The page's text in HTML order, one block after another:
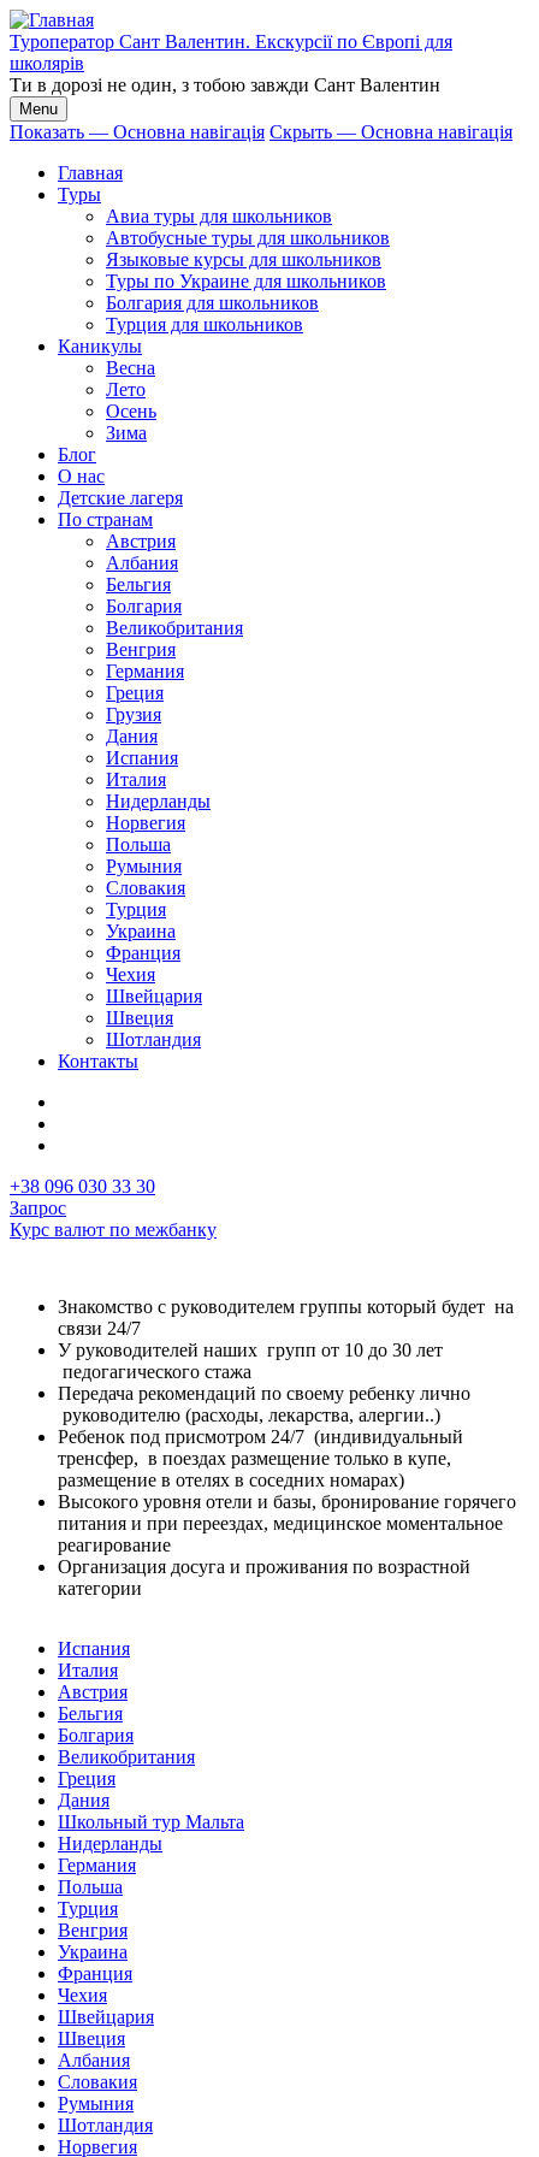
Перейти
к
основному
содержанию
Туроператор Сант Валентин. Екскурсії по Європі для
школярів
Ти в дорозі не один, з тобою завжди Сант Валентин
Menu
Основна
навігація
Показать — Основна навігація Скрыть — Основна навігація
Главная
Туры
Авиа туры для школьников
Автобусные туры для школьников
Языковые курсы для школьников
Туры по Украине для школьников
Болгария для школьников
Турция для школьников
Каникулы
Весна
Лето
Осень
Зима
Блог
О нас
Детские лагеря
По странам
Австрия
Албания
Бельгия
Болгария
Великобритания
Венгрия
Германия
Греция
Грузия
Дания
Испания
Италия
Нидерланды
Норвегия
Польша
Румыния
Словакия
Турция
Украина
Франция
Чехия
Швейцария
Швеция
Шотландия
Контакты
+38 096 030 33 30
Запрос
Курс валют по межбанку
Знакомство с руководителем группы который будет на
связи 24/7
У руководителей наших групп от 10 до 30 лет
педогагического стажа
Передача рекомендаций по своему ребенку лично
руководителю (расходы, лекарства, алергии..)
Ребенок под присмотром 24/7 (индивидуальный
тренсфер, в поездах размещение только в купе,
размещение в отелях в соседних номарах)
Высокого уровня отели и базы, бронирование горячего
питания и при переездах, медицинское моментальное
реагирование
Организация досуга и проживания по возрастной
категории
Испания
Италия
Австрия
Бельгия
Болгария
Великобритания
Греция
Дания
Школьный тур Мальта
Нидерланды
Германия
Польша
Турция
Венгрия
Украина
Франция
Чехия
Швейцария
Швеция
Албания
Словакия
Румыния
Шотландия
Норвегия